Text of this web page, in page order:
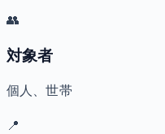
👥
対象者
個人、世帯
📍